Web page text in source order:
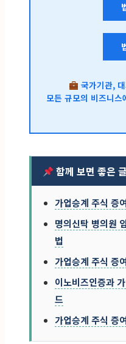
국가기관,
모든 규모의 비즈니
함께 보면 좋은 글
가업승계 주식 증
명의신탁 병의원
법
가업승계 주식 증
이노비즈인증과
드
가업승계 주식 증